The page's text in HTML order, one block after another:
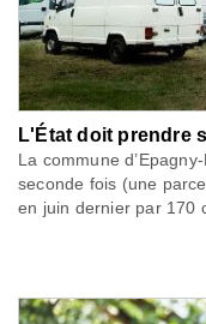
L'État doit prendre
La commune
seconde fois (une
en juin dernier par 170